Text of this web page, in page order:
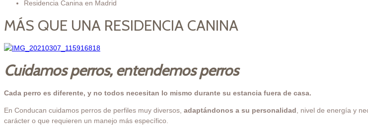
Residencia Canina en Madrid
MÁS QUE UNA RESIDENCIA CANINA
Cuidamos perros, entendemos perros
Cada perro es diferente, y no todos necesitan lo mismo durante su estancia fuera de casa.
En Conducan cuidamos perros de perfiles muy diversos, adaptándonos a su personalidad , nivel de energía y
carácter o que requieren un manejo más específico.